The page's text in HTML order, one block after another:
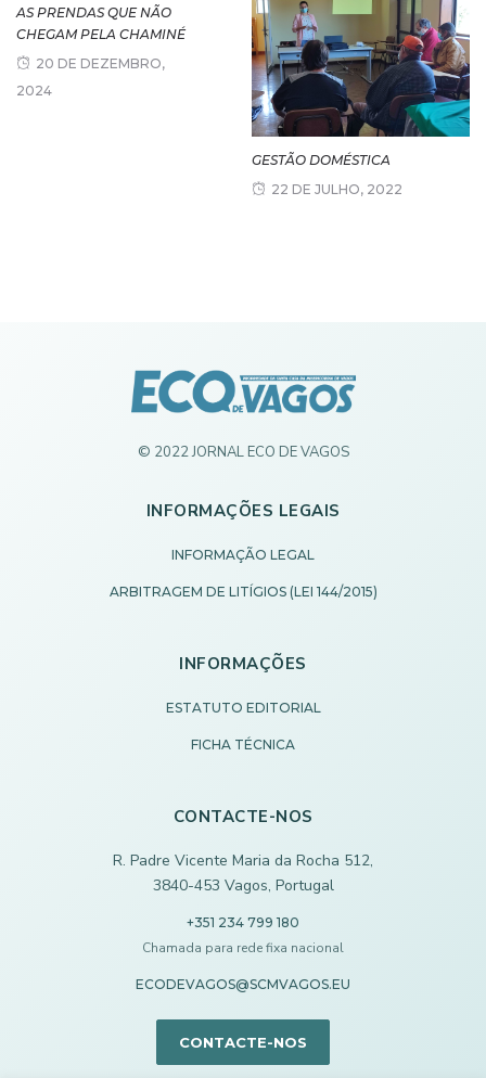
AS PRENDAS QUE NÃO
CHEGAM PELA CHAMINÉ
20 DE DEZEMBRO,
2024
GESTÃO DOMÉSTICA
22 DE JULHO, 2022
© 2022 JORNAL ECO DE VAGOS
INFORMAÇÕES LEGAIS
INFORMAÇÃO LEGAL
ARBITRAGEM DE LITÍGIOS (LEI 144/2015)
INFORMAÇÕES
ESTATUTO EDITORIAL
FICHA TÉCNICA
CONTACTE-NOS
R. Padre Vicente Maria da Rocha 512,
3840-453 Vagos, Portugal
+351 234 799 180
Chamada para rede fixa nacional
ECODEVAGOS@SCMVAGOS.EU
CONTACTE-NOS